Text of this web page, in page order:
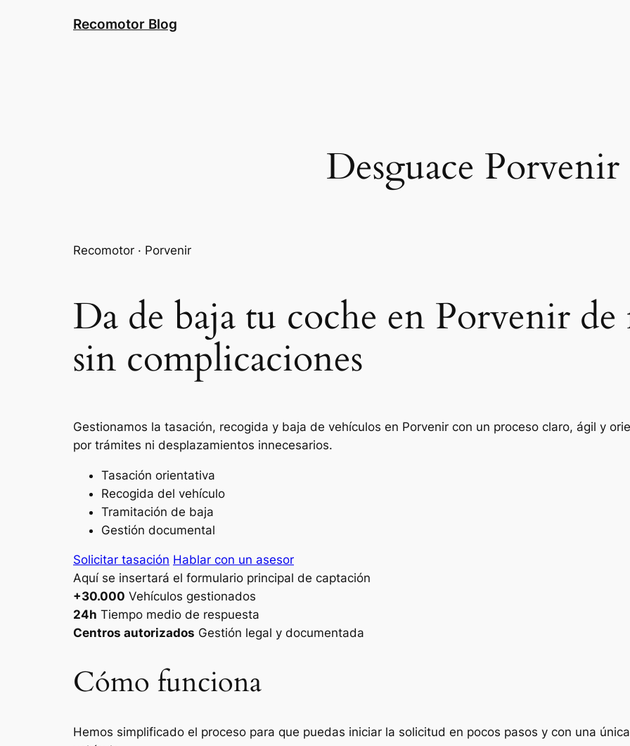
Recomotor Blog
Desguace Porvenir
Recomotor · Porvenir
Da de baja tu coche en Porvenir
sin complicaciones
Gestionamos la tasación, recogida y baja de vehículos en Porvenir con un proceso claro, ágil y
por trámites ni desplazamientos innecesarios.
Tasación orientativa
Recogida del vehículo
Tramitación de baja
Gestión documental
Solicitar tasación Hablar con un asesor
Aquí se insertará el formulario principal de captación
+30.000 Vehículos gestionados
24h Tiempo medio de respuesta
Centros autorizados Gestión legal y documentada
Cómo funciona
Hemos simplificado el proceso para que puedas iniciar la solicitud en pocos pasos y con una